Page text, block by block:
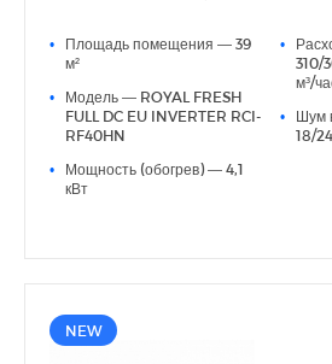
● 7 скоростей вентилятора
● Низкий уровень шума (от18дб(А) на
скорости)
● Интеллектуальные датчики
● Сезонная энергоэффективность
● Технология Full DC EU Inverter
● Функция самоочистки внутреннего и
•
Площадь помещения — 39
м²
•
Модель — ROYAL FRESH
FULL DC EU INVERTER RCI-
RF40HN
•
Мощность (обогрев) — 4,1
кВт
•
310/
м³/
•
Шум
18/
NEW